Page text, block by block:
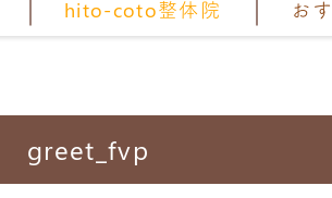
hito-coto整体院 お
greet_fvp